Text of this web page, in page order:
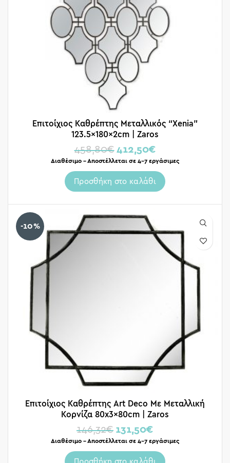
Επιτοίχιος Καθρέπτης Μεταλλικός “Xenia”
123.5x180x2cm | Zaros
458,80€ 412,50€
Διαθέσιμο – Αποστέλλεται σε 4-7 εργάσιμες
Προσθήκη στο καλάθι
-10%
Επιτοίχιος Καθρέπτης Art Deco Με Μεταλλική
Κορνίζα 80x3x80cm | Zaros
146,32€ 131,50€
Διαθέσιμο – Αποστέλλεται σε 4-7 εργάσιμες